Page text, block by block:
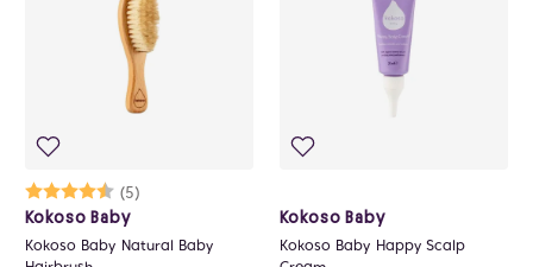
Karakter:
(5)
4.4 av 5 mulige
Kokoso Baby
Kokoso Baby Natural Baby
Kokoso Baby
Kokoso Baby Happy Scalp